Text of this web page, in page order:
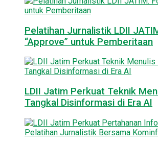
Pelatihan Jurnalistik LDII
“Approve” untuk Pemberitaan
LDII Jatim Perkuat Teknik
Tangkal Disinformasi di Era AI